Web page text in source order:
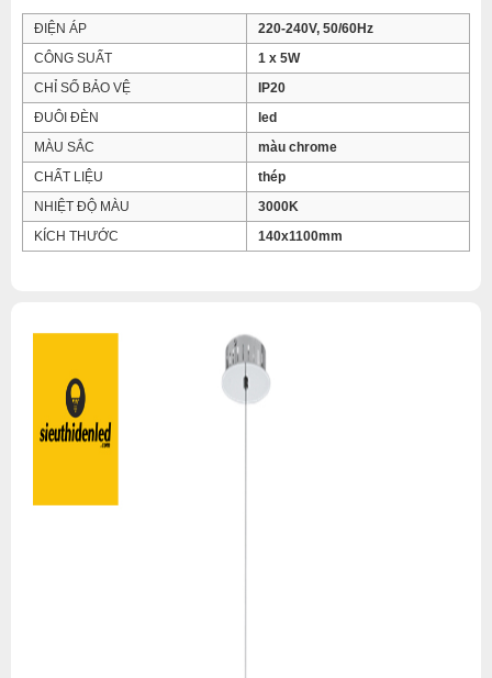
ĐIỆN ÁP
220-240V, 50/60Hz
CÔNG SUẤT
1 x 5W
CHỈ SỐ BẢO VỆ
IP20
ĐUÔI ĐÈN
led
MÀU SẮC
màu chrome
CHẤT LIỆU
thép
NHIỆT ĐỘ MÀU
3000K
KÍCH THƯỚC
140x1100mm